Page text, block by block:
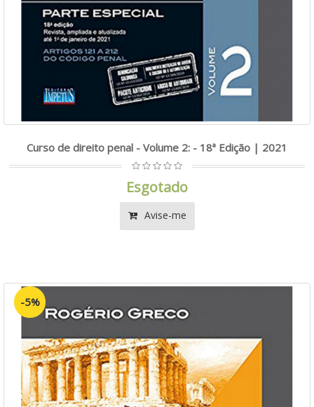
Curso de direito penal - Volume 2: - 18ª Edição | 2021
Esgotado
Avise-me
-5%